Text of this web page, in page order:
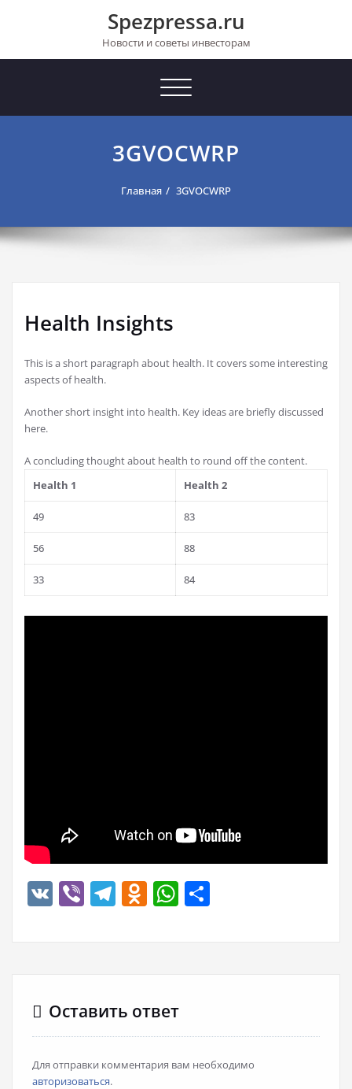
Spezpressa.ru
Новости и советы инвесторам
Toggle
3GVOCWRP
Главная 3GVOCWRP
Health Insights
This is a short paragraph about health. It covers some interesting
aspects of health.
Another short insight into health. Key ideas are briefly discussed
here.
A concluding thought about health to round off the content.
Health 1
Health 2
49 83
56 88
33 84
VK ViberTelegram
Odnoklassniki
WhatsApp
Оставить ответ
Для отправки комментария вам необходимо
авторизоваться.